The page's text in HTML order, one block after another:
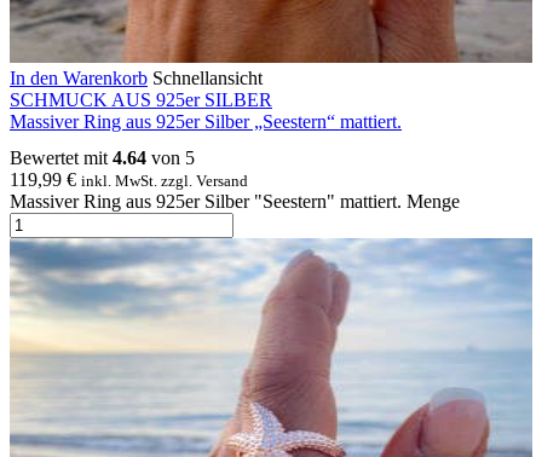
In den Warenkorb Schnellansicht
SCHMUCK AUS 925er SILBER
Massiver Ring aus 925er Silber „Seestern“ mattiert.
Bewertet mit 4.64 von 5
119,99 € inkl. MwSt. zzgl. Versand
Massiver Ring aus 925er Silber "Seestern" mattiert. Menge